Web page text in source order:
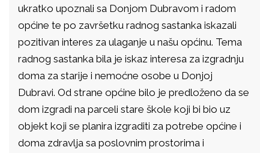
ukratko upoznali sa Donjom Dubravom i radom
općine te po završetku radnog sastanka iskazali
pozitivan interes za ulaganje u našu općinu. Tema
radnog sastanka bila je iskaz interesa za izgradnju
doma za starije i nemoćne osobe u Donjoj
Dubravi. Od strane općine bilo je predloženo da se
dom izgradi na parceli stare škole koji bi bio uz
objekt koji se planira izgraditi za potrebe općine i
doma zdravlja sa poslovnim prostorima i